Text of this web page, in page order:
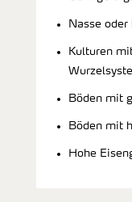
Nasse
Kulturen
Böden mit
Böden mit
Hohe